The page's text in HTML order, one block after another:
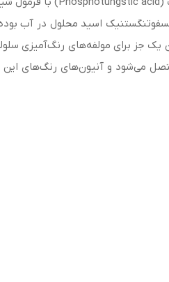
اسید محلول در آب بوده
می‌شود و آنیون‌های رنگ‌های این